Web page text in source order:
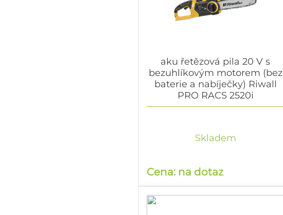
aku řetězová pila 20 V s
bezuhlíkovým motorem (bez
baterie a nabíječky) Riwall
PRO RACS 2520i
Skladem
Cena: na dotaz